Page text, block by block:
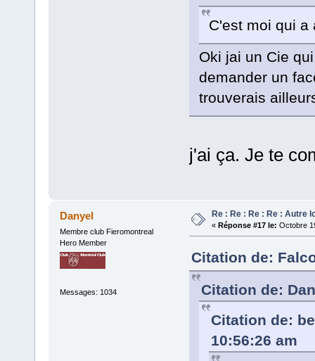
C'est moi qui a
Oki jai un Cie
demander un
trouverais
j'ai ça. Je te
Danyel
Membre club Fieromontreal
Hero Member
Messages: 1034
Re : Re : Re : Re : Autre
« Réponse #17 le: Octobre
Citation de:
Citation de:
Citation de:
10:56:26 am